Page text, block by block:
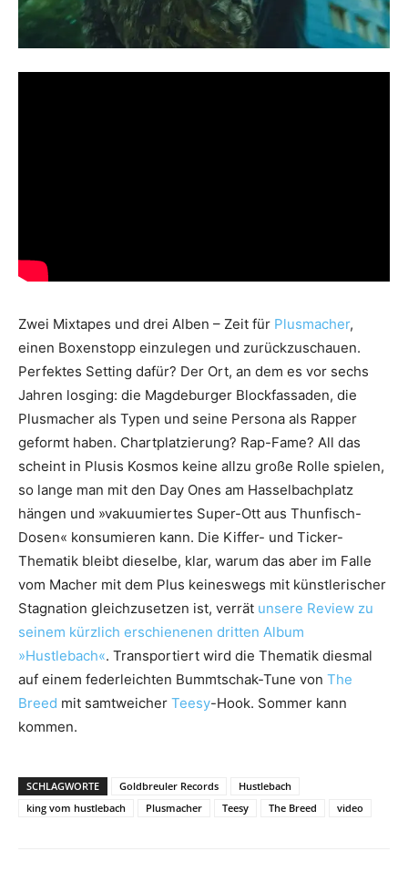
Zwei Mixtapes und drei Alben – Zeit für Plusmacher,
einen Boxenstopp einzulegen und zurückzuschauen.
Perfektes Setting dafür? Der Ort, an dem es vor sechs
Jahren losging: die Magdeburger Blockfassaden, die
Plusmacher als Typen und seine Persona als Rapper
geformt haben. Chartplatzierung? Rap-Fame? All das
scheint in Plusis Kosmos keine allzu große Rolle spielen,
so lange man mit den Day Ones am Hasselbachplatz
hängen und »vakuumiertes Super-Ott aus Thunfisch-
Dosen« konsumieren kann. Die Kiffer- und Ticker-
Thematik bleibt dieselbe, klar, warum das aber im Falle
vom Macher mit dem Plus keineswegs mit künstlerischer
Stagnation gleichzusetzen ist, verrät unsere Review zu
seinem kürzlich erschienenen dritten Album
»Hustlebach«. Transportiert wird die Thematik diesmal
auf einem federleichten Bummtschak-Tune von The
Breed mit samtweicher Teesy-Hook. Sommer kann
kommen.
SCHLAGWORTE Goldbreuler Records
Hustlebach
king vom hustlebach
Plusmacher Teesy The Breed video